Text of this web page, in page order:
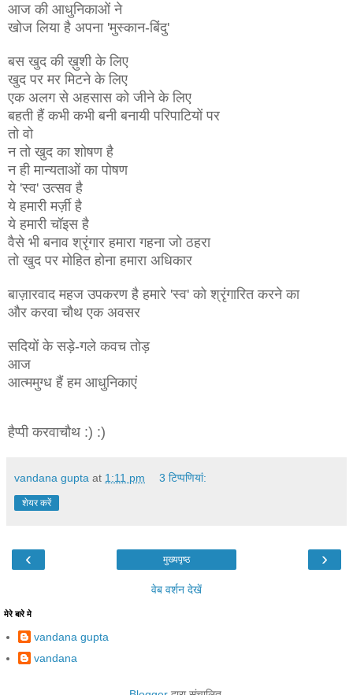
आज की आधुनिकाओं ने
खोज लिया है अपना 'मुस्कान-बिंदु'
बस खुद की ख़ुशी के लिए
खुद पर मर मिटने के लिए
एक अलग से अहसास को जीने के लिए
बहती हैं कभी कभी बनी बनायी परिपाटियों पर
तो वो
न तो खुद का शोषण है
न ही मान्यताओं का पोषण
ये 'स्व' उत्सव है
ये हमारी मर्ज़ी है
ये हमारी चॉइस है
वैसे भी बनाव श्रृंगार हमारा गहना जो ठहरा
तो खुद पर मोहित होना हमारा अधिकार
बाज़ारवाद महज उपकरण है हमारे 'स्व' को श्रृंगारित करने का
और करवा चौथ एक अवसर
सदियों के सड़े-गले कवच तोड़
आज
आत्ममुग्ध हैंहम आधुनिकाएं
हैप्पी करवाचौथ :) :)
vandana gupta at 1:11 pm 3 टिप्‍पणियां:
शेयर करें
‹ ›
मुख्यपृष्ठ
वेब वर्शन देखें
मेरे बारे मे
vandana gupta
vandana